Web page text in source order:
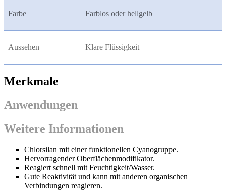
Farbe Farblos oder hellgelb
Aussehen Klare Flüssigkeit
Merkmale
Anwendungen
Weitere Informationen
Chlorsilan mit einer funktionellen Cyanogruppe.
Hervorragender Oberflächenmodifikator.
Reagiert schnell mit Feuchtigkeit/Wasser.
Gute Reaktivität und kann mit anderen organischen
Verbindungen reagieren.